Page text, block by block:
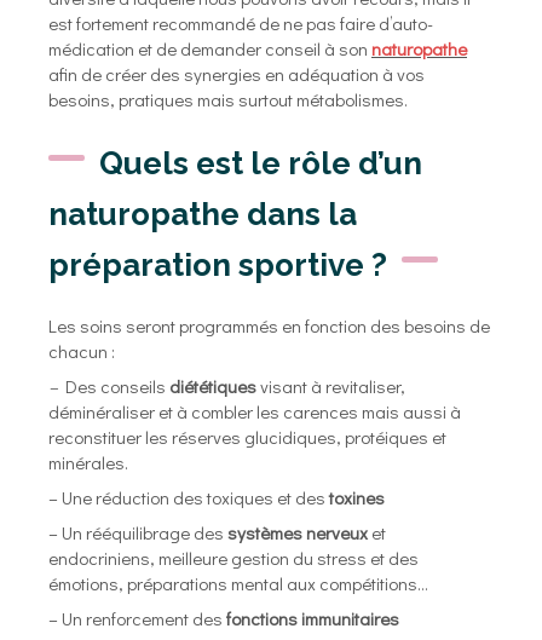
est fortement recommandé de ne pas faire d’auto-
médication et de demander conseil à son naturopathe
afin de créer des synergies en adéquation à vos
besoins, pratiques mais surtout métabolismes.
Quels est le rôle d’un
naturopathe dans la
préparation sportive ?
Les soins seront programmés en fonction des besoins de
chacun :
– Des conseils diététiquesvisant à revitaliser,
déminéraliser et à combler les carences mais aussi à
reconstituer les réserves glucidiques, protéiques et
minérales.
– Une réduction des toxiques et destoxines
– Un rééquilibrage des systèmes nerveux et
endocriniens, meilleure gestion du stress et des
émotions, préparations mental aux compétitions…
– Un renforcement des fonctions immunitaires